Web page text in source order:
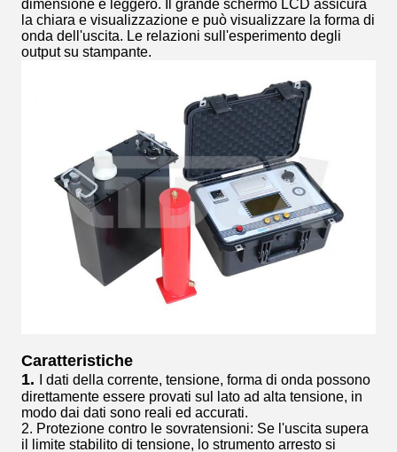
dimensione e leggero. Il grande schermo LCD assicura
la chiara e visualizzazione e può visualizzare la forma di
onda dell'uscita. Le relazioni sull'esperimento degli
output su stampante.
Caratteristiche
1.
I dati della corrente, tensione, forma di onda possono
direttamente essere provati sul lato ad alta tensione, in
modo dai dati sono reali ed accurati.
2. Protezione contro le sovratensioni: Se l'uscita supera
il limite stabilito di tensione, lo strumento arresto si